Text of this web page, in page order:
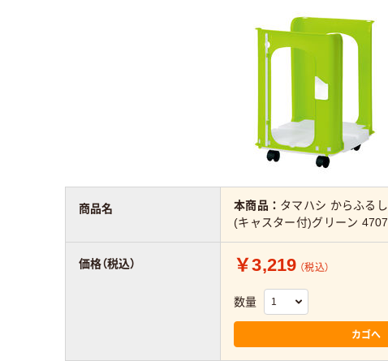
商品名 本商品： タマハシ からふる
(キャスター付)グリーン
価格（税込） ￥3,219 （税込）
数量
カゴへ